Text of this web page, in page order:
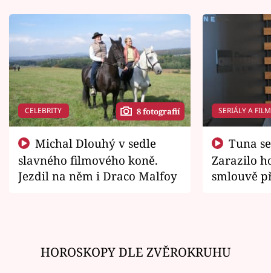
CELEBRITY 8 fotografií
slavného filmového koně.
Jezdil na něm i Draco Malfoy
SERIÁLY A
Zarazilo
smlouvě
HOROSKOPY DLE ZVĚROKRUHU